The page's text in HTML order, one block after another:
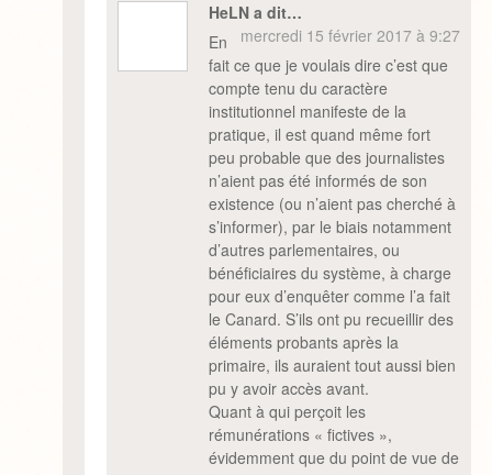
HeLN a dit…
mercredi 15 février 2017 à 9:27
En
fait ce que je voulais dire c’est que
compte tenu du caractère
institutionnel manifeste de la
pratique, il est quand même fort
peu probable que des journalistes
n’aient pas été informés de son
existence (ou n’aient pas cherché à
s’informer), par le biais notamment
d’autres parlementaires, ou
bénéficiaires du système, à charge
pour eux d’enquêter comme l’a fait
le Canard. S’ils ont pu recueillir des
éléments probants après la
primaire, ils auraient tout aussi bien
pu y avoir accès avant.
Quant à qui perçoit les
rémunérations « fictives »,
évidemment que du point de vue de